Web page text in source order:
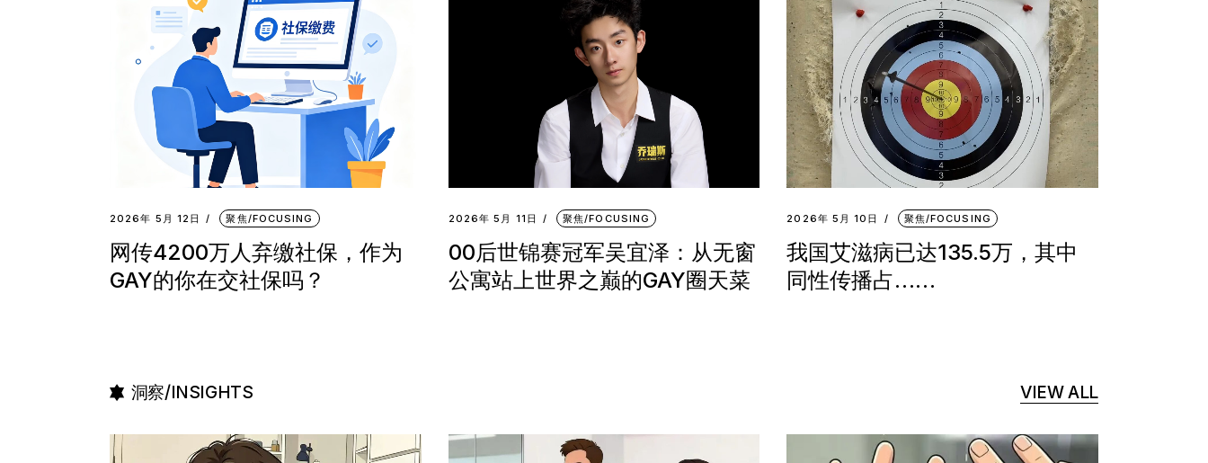
2026年 5月 12日 聚焦/FOCUSING
网传4200万人弃缴社保，作为
GAY的你在交社保吗？
2026年 5月 11日 聚焦/FOCUSING
00后世锦赛冠军吴宜泽：从无窗
公寓站上世界之巅的GAY圈天菜
2026年 5月 10日 聚焦/FOCUSING
我国艾滋病已达135.5万，其中
同性传播占……
洞察/INSIGHTS VIEW ALL